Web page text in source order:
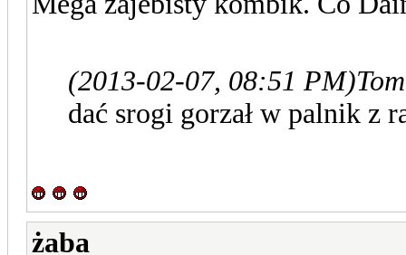
(2013-02-07, 08:51 PM)
dać srogi gorzał w palnik z
żaba